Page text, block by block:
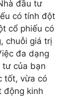
đầu tư
có tính đột
cổ phiếu có
chuỗi giá trị
đa dạng
tư của bạn
tốt, vừa có
động kinh